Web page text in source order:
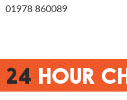
01978 860089
24HOUR